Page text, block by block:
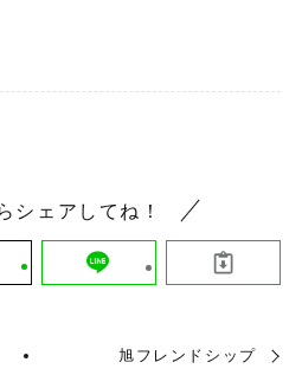
シェアしてね！
旭フレンドシップ